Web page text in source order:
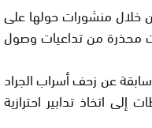
خلال منشورات حولها على
محذرة من تداعيات وصول
عن زحف أسراب الجراد
اتخاذ تدابير احترازية